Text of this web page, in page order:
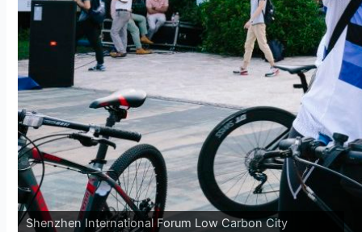
Shenzhen International Forum Low Carbon City